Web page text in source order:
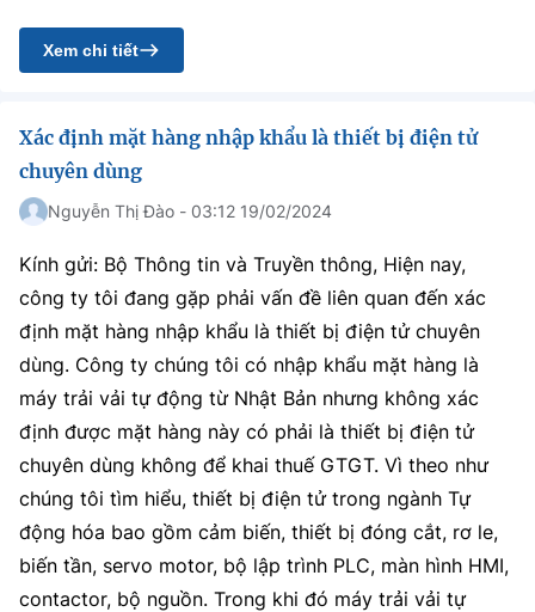
Xem chi tiết
Xác định mặt hàng nhập khẩu là thiết bị điện tử
chuyên dùng
Nguyễn Thị Đào - 03:12 19/02/2024
Kính gửi: Bộ Thông tin và Truyền thông, Hiện nay,
công ty tôi đang gặp phải vấn đề liên quan đến xác
định mặt hàng nhập khẩu là thiết bị điện tử chuyên
dùng. Công ty chúng tôi có nhập khẩu mặt hàng là
máy trải vải tự động từ Nhật Bản nhưng không xác
định được mặt hàng này có phải là thiết bị điện tử
chuyên dùng không để khai thuế GTGT. Vì theo như
chúng tôi tìm hiểu, thiết bị điện tử trong ngành Tự
động hóa bao gồm cảm biến, thiết bị đóng cắt, rơ le,
biến tần, servo motor, bộ lập trình PLC, màn hình HMI,
contactor, bộ nguồn. Trong khi đó máy trải vải tự